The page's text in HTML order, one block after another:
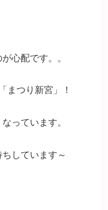
心配です。。
まつり新宮」！
っています。
しています～